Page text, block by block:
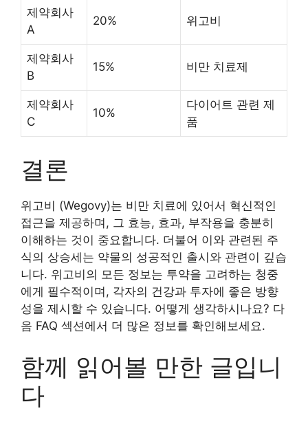
제약회사
A
20% 위고비
제약회사
B
15% 비만 치료제
제약회사
C
10%
다이어트 관련 제
품
결론
위고비 (Wegovy)는 비만 치료에 있어서 혁신적인
접근을 제공하며, 그 효능, 효과, 부작용을 충분히
이해하는 것이 중요합니다. 더불어 이와 관련된 주
식의 상승세는 약물의 성공적인 출시와 관련이 깊습
니다. 위고비의 모든 정보는 투약을 고려하는 청중
에게 필수적이며, 각자의 건강과 투자에 좋은 방향
성을 제시할 수 있습니다. 어떻게 생각하시나요? 다
음 FAQ 섹션에서 더 많은 정보를 확인해보세요.
함께 읽어볼 만한 글입니
다